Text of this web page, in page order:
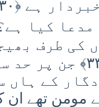
کھنگر برسائیں
کے ہاں